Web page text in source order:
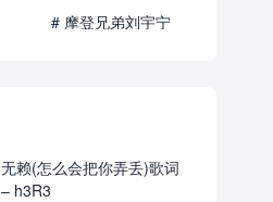
# 摩登兄弟刘宇宁
无赖(怎么会把你弄丢)歌词
– h3R3